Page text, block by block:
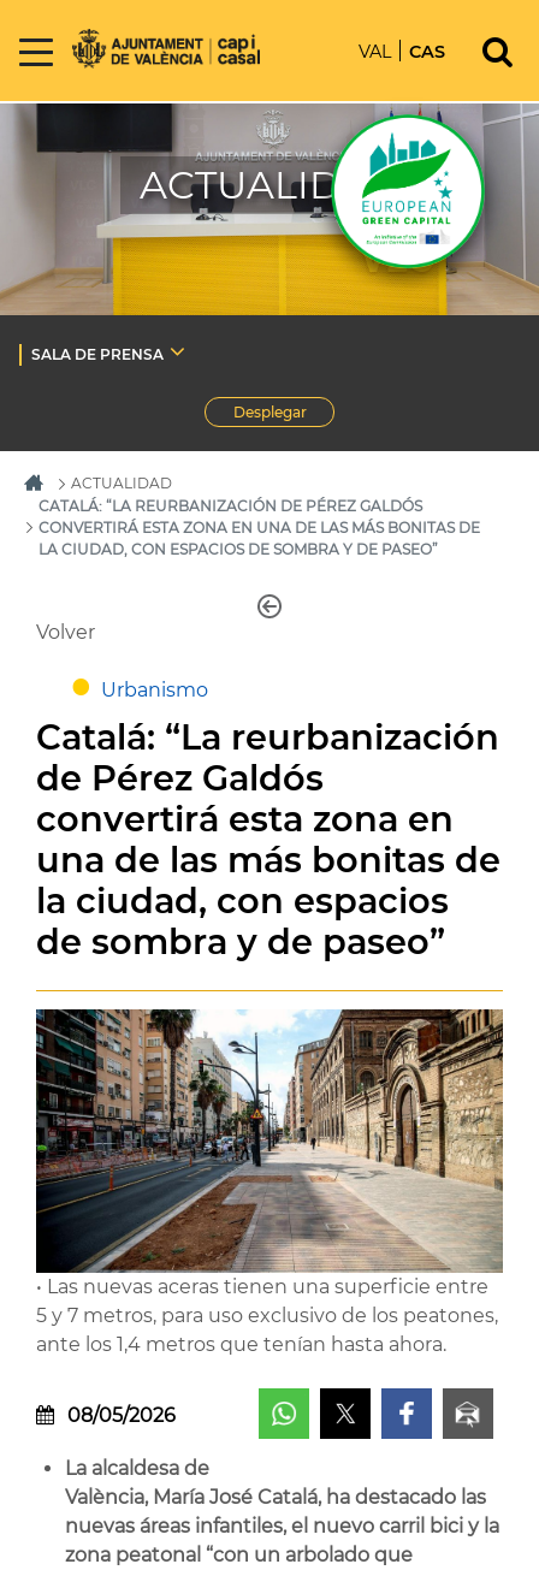
VAL CAS
ACTUALIDAD
SALA DE PRENSA
Desplegar
ACTUALIDAD
CATALÁ: “LA REURBANIZACIÓN DE PÉREZ GALDÓS
CONVERTIRÁ ESTA ZONA EN UNA DE LAS MÁS BONITAS DE
LA CIUDAD, CON ESPACIOS DE SOMBRA Y DE PASEO”
Volver
Urbanismo
Catalá: “La reurbanización
de Pérez Galdós
convertirá esta zona en
una de las más bonitas de
la ciudad, con espacios
de sombra y de paseo”
• Las nuevas aceras tienen una superficie entre
5 y 7 metros, para uso exclusivo de los peatones,
ante los 1,4 metros que tenían hasta ahora.
08/05/2026
La alcaldesa de
València, María José Catalá, ha destacado las
nuevas áreas infantiles, el nuevo carril bici y la
zona peatonal “con un arbolado que